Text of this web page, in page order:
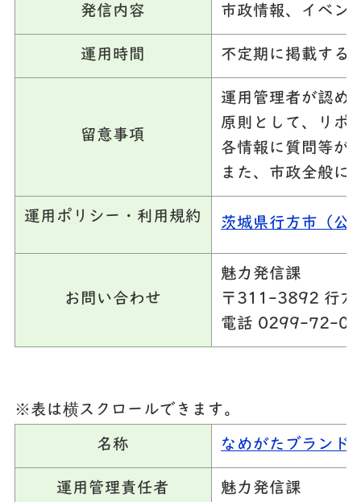
発信内容 市政情報、イベン
運用時間 不定期に掲載する
留意事項
運用管理者が認め
原則として、リポ
各情報に質問等が
また、市政全般に
運用ポリシー・利用規約 茨城県行方市（公
お問い合わせ
魅力発信課
〒311-3892 行方
電話 0299-72-
※表は横スクロールできます。
名称 なめがたブランド
運用管理責任者 魅力発信課